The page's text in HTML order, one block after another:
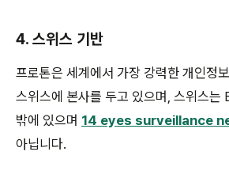
4. 스위스 기반
프로톤은 세계에서 가장 강력한 개인정
스위스에 본사를 두고 있으며, 스위스는
밖에 있으며 14 eyes surveillance
아닙니다.